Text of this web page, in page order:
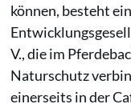
können, besteht
V., die im
Naturschutz
einerseits in der